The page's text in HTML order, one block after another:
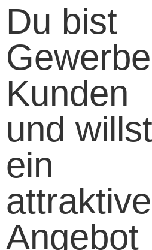
Du bist
Gewerbe
Kunden
und willst
ein
Angebot